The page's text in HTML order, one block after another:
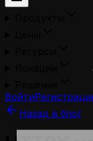
Войти
Назад в блог